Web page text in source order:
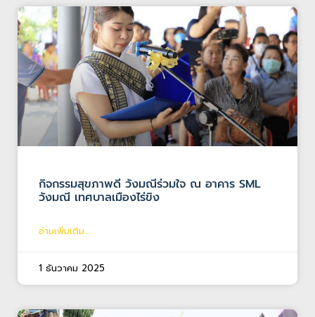
กิจกรรมสุขภาพดี วังมณีร่วมใจ ณ อาคาร SML
วังมณี เทศบาลเมืองไร่ขิง
อ่านเพิ่มเติม...
1 ธันวาคม 2025